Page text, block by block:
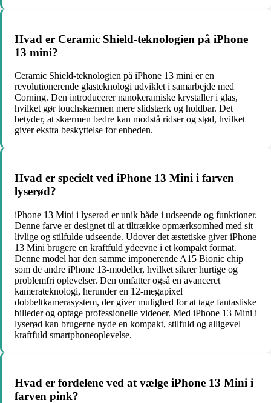
Hvad er Ceramic Shield-teknologien på iPhone
13 mini?
Ceramic Shield-teknologien på iPhone 13 mini er en
revolutionerende glasteknologi udviklet i samarbejde med
Corning. Den introducerer nanokeramiske krystaller i glas,
hvilket gør touchskærmen mere slidstærk og holdbar. Det
betyder, at skærmen bedre kan modstå ridser og stød, hvilket
giver ekstra beskyttelse for enheden.
Hvad er specielt ved iPhone 13 Mini i farven
lyserød?
iPhone 13 Mini i lyserød er unik både i udseende og funktioner.
Denne farve er designet til at tiltrække opmærksomhed med sit
livlige og stilfulde udseende. Udover det æstetiske giver iPhone
13 Mini brugere en kraftfuld ydeevne i et kompakt format.
Denne model har den samme imponerende A15 Bionic chip
som de andre iPhone 13-modeller, hvilket sikrer hurtige og
problemfri oplevelser. Den omfatter også en avanceret
kamerateknologi, herunder en 12-megapixel
dobbeltkamerasystem, der giver mulighed for at tage fantastiske
billeder og optage professionelle videoer. Med iPhone 13 Mini i
lyserød kan brugerne nyde en kompakt, stilfuld og alligevel
kraftfuld smartphoneoplevelse.
Hvad er fordelene ved at vælge iPhone 13 Mini i
farven pink?